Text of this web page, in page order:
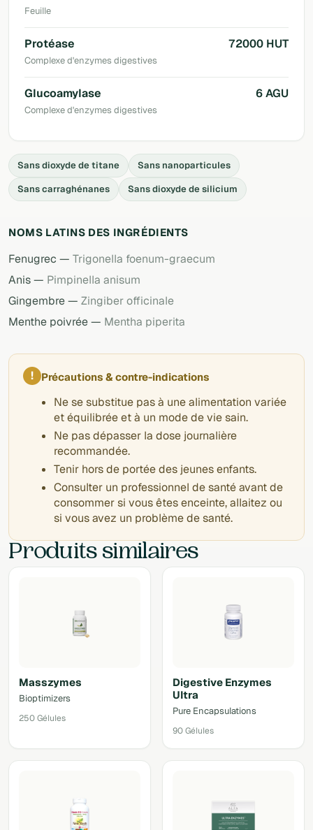
Feuille
Protéase
Complexe d'enzymes digestives
72000 HUT
Glucoamylase
Complexe d'enzymes digestives
6 AGU
Sans dioxyde de titane
Sans nanoparticules
Sans carraghénanes
Sans dioxyde de silicium
NOMS LATINS DES INGRÉDIENTS
Fenugrec — Trigonella foenum-graecum
Anis — Pimpinella anisum
Gingembre — Zingiber officinale
Menthe poivrée — Mentha piperita
! Précautions & contre-indications
Ne se substitue pas à une alimentation variée
et équilibrée et à un mode de vie sain.
Ne pas dépasser la dose journalière
recommandée.
Tenir hors de portée des jeunes enfants.
Consulter un professionnel de santé avant de
consommer si vous êtes enceinte, allaitez ou
si vous avez un problème de santé.
Produits similaires
Masszymes
Bioptimizers
250 Gélules
Digestive Enzymes
Ultra
Pure Encapsulations
90 Gélules